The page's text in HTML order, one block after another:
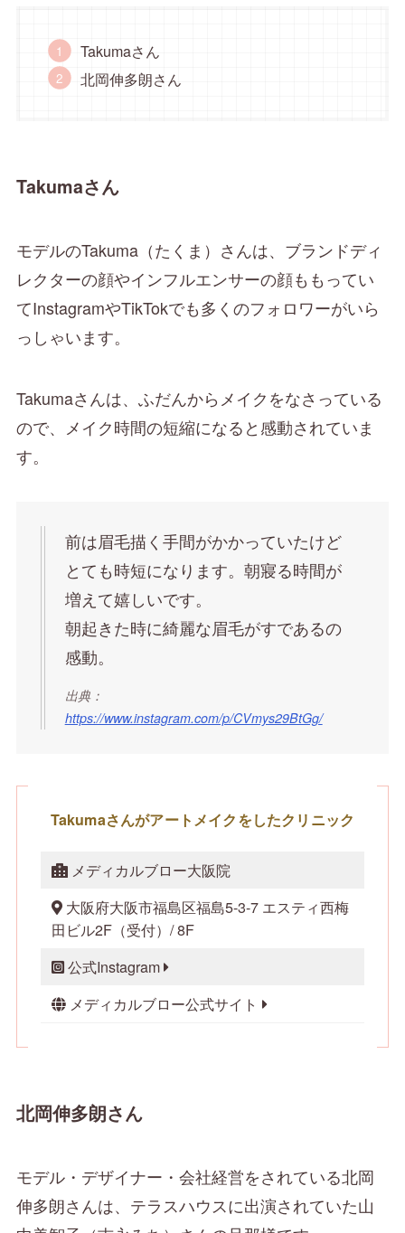
Takumaさん
北岡伸多朗さん
Takumaさん
モデルのTakuma（たくま）さんは、ブランドディ
レクターの顔やインフルエンサーの顔ももってい
てInstagramやTikTokでも多くのフォロワーがいら
っしゃいます。
Takumaさんは、ふだんからメイクをなさっている
ので、メイク時間の短縮になると感動されていま
す。
前は眉毛描く手間がかかっていたけど
とても時短になります。朝寢る時間が
増えて嬉しいです。
朝起きた時に綺麗な眉毛がすであるの
感動。
出典：
https://www.instagram.com/p/CVmys29BtGg/
Takumaさんがアートメイクをしたクリニック
メディカルブロー大阪院
大阪府大阪市福島区福島5-3-7 エスティ西梅
田ビル2F（受付）/ 8F
公式Instagram
メディカルブロー公式サイト
北岡伸多朗さん
モデル・デザイナー・会社経営をされている北岡
伸多朗さんは、テラスハウスに出演されていた山